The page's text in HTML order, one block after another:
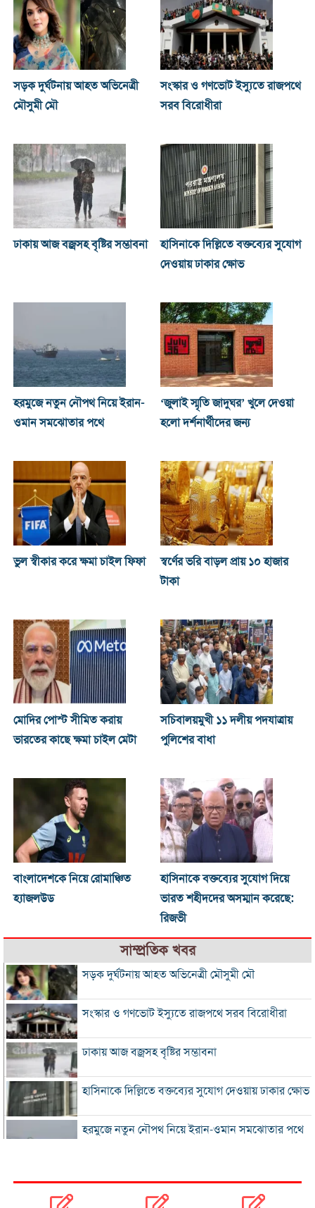
সড়ক দুর্ঘটনায় আহত অভিনেত্রী
মৌসুমী মৌ
সংস্কার ও গণভোট ইস্যুতে রাজপথে
সরব বিরোধীরা
ঢাকায় আজ বজ্রসহ বৃষ্টির সম্ভাবনা
হাসিনাকে দিল্লিতে বক্তব্যের সুযোগ
দেওয়ায় ঢাকার ক্ষোভ
হরমুজে নতুন নৌপথ নিয়ে ইরান-
ওমান সমঝোতার পথে
‘জুলাই স্মৃতি জাদুঘর’ খুলে দেওয়া
হলো দর্শনার্থীদের জন্য
ভুল স্বীকার করে ক্ষমা চাইল ফিফা
স্বর্ণের ভরি বাড়ল প্রায় ১০ হাজার
টাকা
মোদির পোস্ট সীমিত করায়
ভারতের কাছে ক্ষমা চাইল মেটা
সচিবালয়মুখী ১১ দলীয় পদযাত্রায়
পুলিশের বাধা
বাংলাদেশকে নিয়ে রোমাঞ্চিত
হ্যাজলউড
হাসিনাকে বক্তব্যের সুযোগ দিয়ে
ভারত শহীদদের অসম্মান করেছে:
রিজভী
সাম্প্রতিক খবর
সড়ক দুর্ঘটনায় আহত অভিনেত্রী মৌসুমী মৌ
সংস্কার ও গণভোট ইস্যুতে রাজপথে সরব বিরোধীরা
ঢাকায় আজ বজ্রসহ বৃষ্টির সম্ভাবনা
হাসিনাকে দিল্লিতে বক্তব্যের সুযোগ দেওয়ায় ঢাকার ক্ষোভ
হরমুজে নতুন নৌপথ নিয়ে ইরান-ওমান সমঝোতার পথে